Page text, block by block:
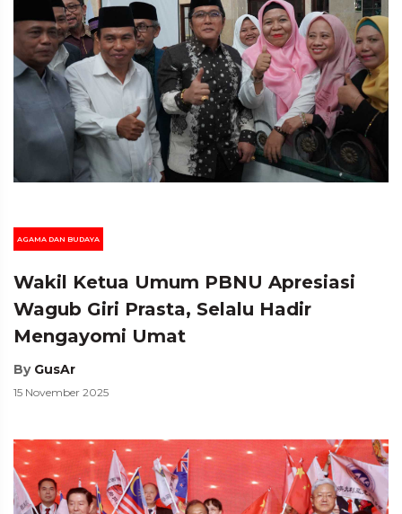
AGAMA DAN BUDAYA
Wakil Ketua Umum PBNU Apresiasi
Wagub Giri Prasta, Selalu Hadir
Mengayomi Umat
By GusAr
15 November 2025